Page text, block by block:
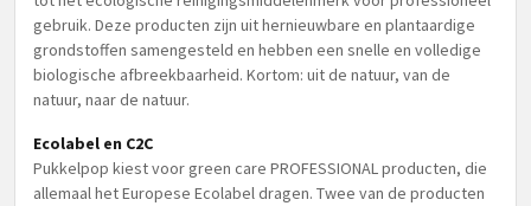
gebruik. Deze producten zijn uit hernieuwbare en plantaardige
grondstoffen samengesteld en hebben een snelle en volledige
biologische afbreekbaarheid. Kortom: uit de natuur, van de
natuur, naar de natuur.
Ecolabel en C2C
Pukkelpop kiest voor green care PROFESSIONAL producten, die
allemaal het Europese Ecolabel dragen. Twee van de producten